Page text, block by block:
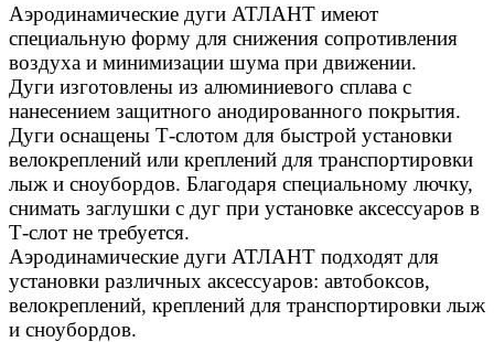
Аэродинамические дуги АТЛАНТ имеют
специальную форму для снижения сопротивления
воздуха и минимизации шума при движении.
Дуги изготовлены из алюминиевого сплава с
нанесением защитного анодированного покрытия.
Дуги оснащены Т-слотом для быстрой установки
велокреплений или креплений для транспортировки
лыж и сноубордов. Благодаря специальному лючку,
снимать заглушки с дуг при установке аксессуаров в
Т-слот не требуется.
Аэродинамические дуги АТЛАНТ подходят для
установки различных аксессуаров: автобоксов,
велокреплений, креплений для транспортировки лыж
и сноубордов.